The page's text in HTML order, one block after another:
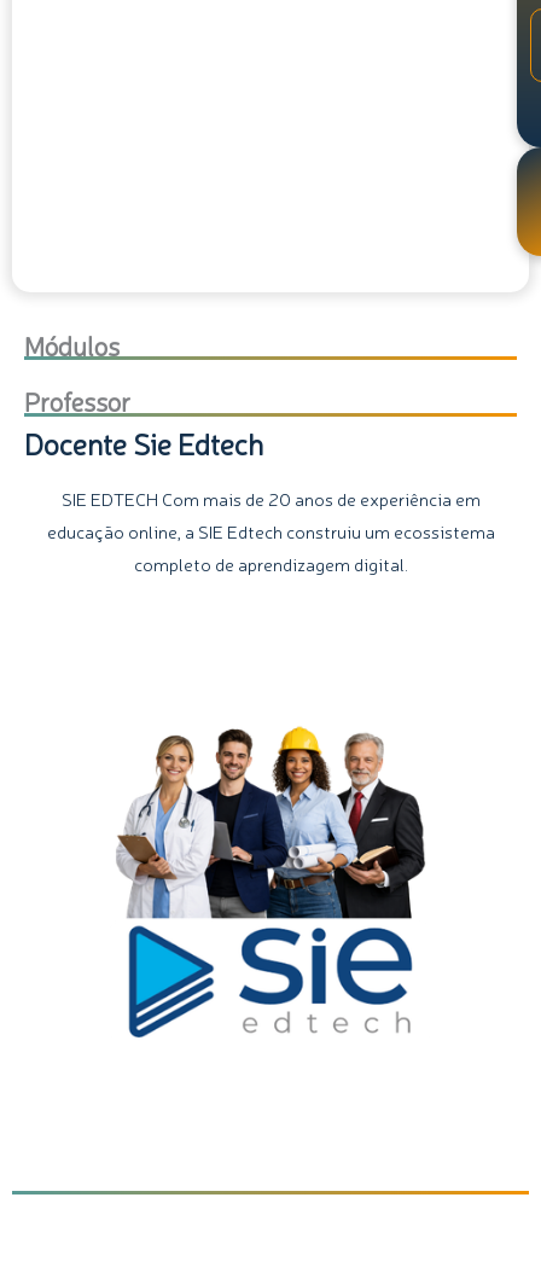
Módulos
Professor
Docente Sie Edtech
SIE EDTECH Com mais de 20 anos de experiência em
educação online, a SIE Edtech construiu um ecossistema
completo de aprendizagem digital.